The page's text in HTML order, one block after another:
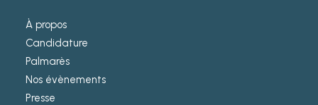
À propos
Candidature
Palmarès
Nos évènements
Presse